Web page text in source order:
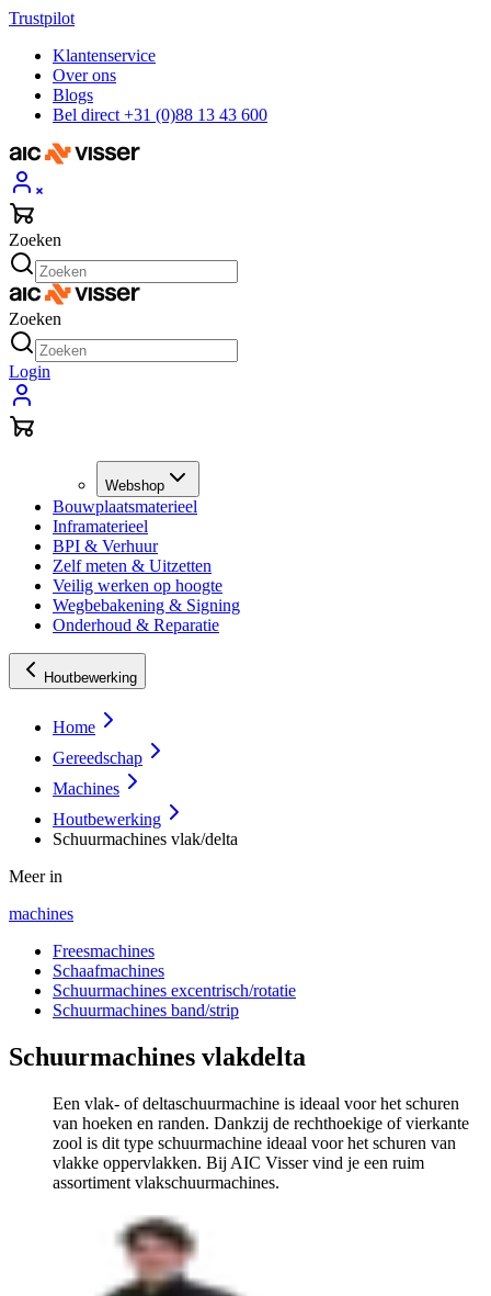
Trustpilot
Klantenservice
Over ons
Blogs
Bel direct +31 (0)88 13 43 600
Zoeken
Zoeken
Login
Webshop
Bouwplaatsmaterieel
Inframaterieel
BPI & Verhuur
Zelf meten & Uitzetten
Veilig werken op hoogte
Wegbebakening & Signing
Onderhoud & Reparatie
Houtbewerking
Home
Gereedschap
Machines
Houtbewerking
Schuurmachines vlak/delta
Meer in
machines
Freesmachines
Schaafmachines
Schuurmachines excentrisch/rotatie
Schuurmachines band/strip
Schuurmachines vlakdelta
Een vlak- of deltaschuurmachine is ideaal voor het schuren
van hoeken en randen. Dankzij de rechthoekige of vierkante
zool is dit type schuurmachine ideaal voor het schuren van
vlakke oppervlakken. Bij AIC Visser vind je een ruim
assortiment vlakschuurmachines.